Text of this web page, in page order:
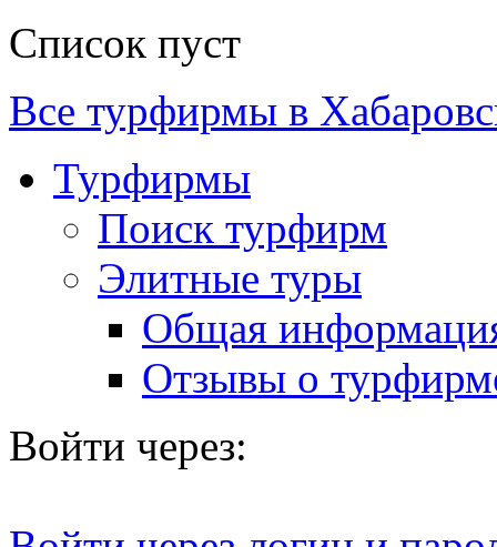
Список пуст
Все турфирмы в
Турфирмы
Поиск турфирм
Элитные туры
Общая
Отзывы о
Войти через: